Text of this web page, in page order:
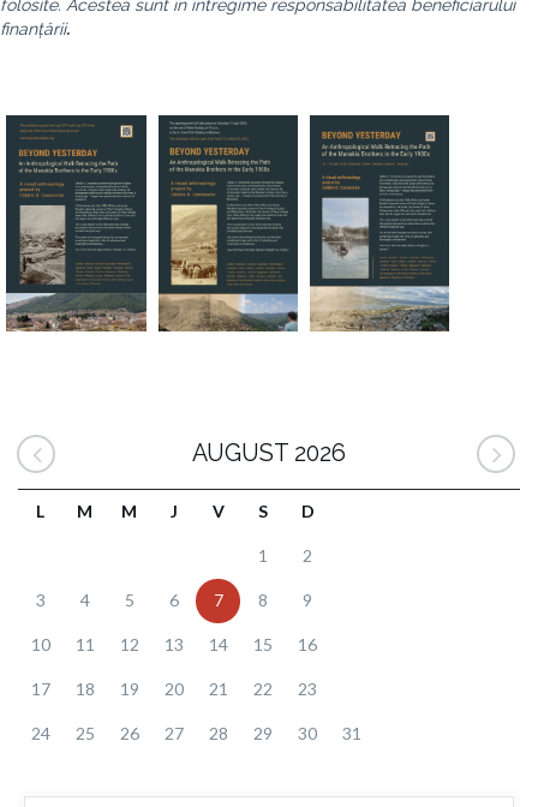
folosite. Acestea sunt în întregime responsabilitatea beneficiarului
finanțării.
AUGUST 2026
L M M J V S D
1 2
3 4 5 6 7 8 9
10 11 12 13 14 15 16
17 18 19 20 21 22 23
24 25 26 27 28 29 30 31